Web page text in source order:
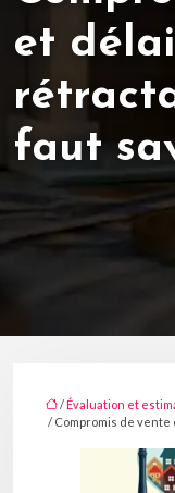
et
faut
/ Évaluation et
/ Compromis de